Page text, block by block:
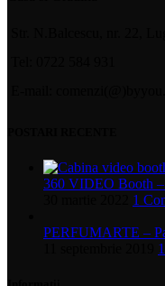
360 VIDEO Booth
1
PERFUMARTE –